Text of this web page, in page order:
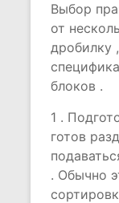
Выбор
от
дробилку
блоков .
1 .
готов
. Обычно